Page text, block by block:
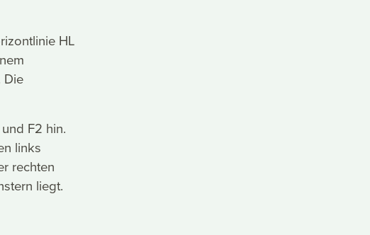
HL
Die
F2 hin.
links
rechten
liegt.